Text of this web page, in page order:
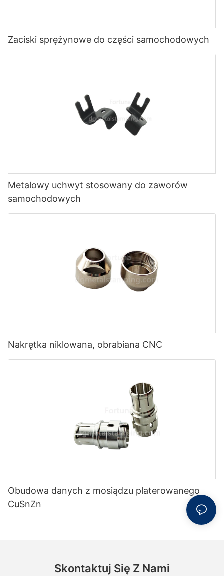
Zaciski sprężynowe do części samochodowych
Metalowy uchwyt stosowany do zaworów
samochodowych
Nakrętka niklowana, obrabiana CNC
Obudowa danych z mosiądzu platerowanego
CuSnZn
Skontaktuj Się Z Nami